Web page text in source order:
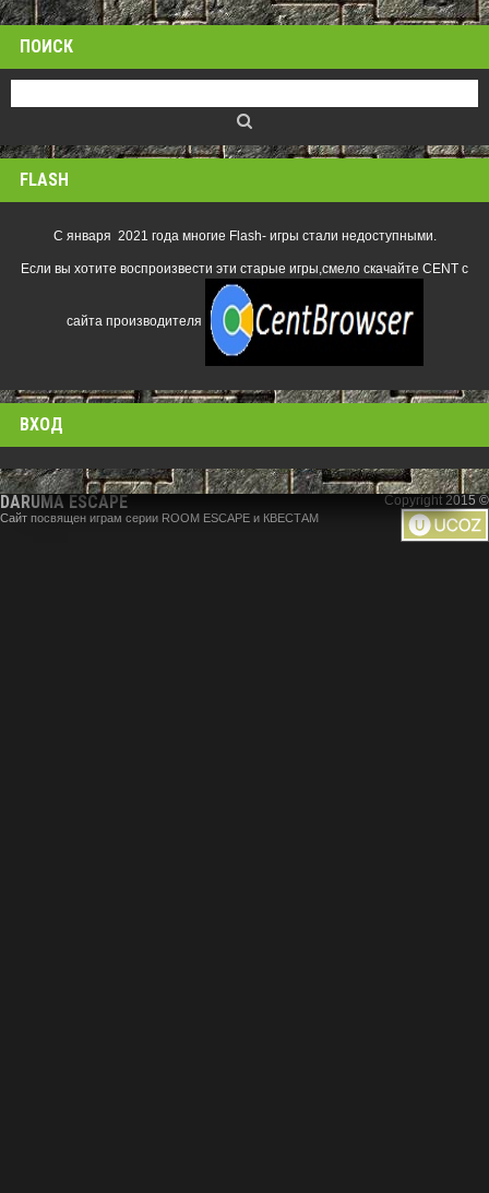
ПОИСК
FLASH
С января 2021 года многие Flash- игры стали недоступными.
Если вы хотите воспроизвести эти старые игры,смело скачайте CENT с
сайта производителя
ВХОД
DARUMA ESCAPE
Сайт посвящен играм серии ROOM ESCAPE и КВЕСТАМ
Copyright 2015 ©